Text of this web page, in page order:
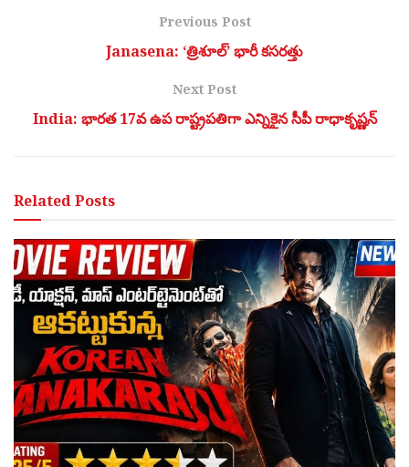
Previous Post
Janasena: ‘త్రిశూల్’ భారీ క‌స‌ర‌త్తు
Next Post
India: భారత 17వ ఉప రాష్ట్రపతిగా ఎన్నికైన సీపీ రాధాకృష్ణన్‌
RelatedPosts